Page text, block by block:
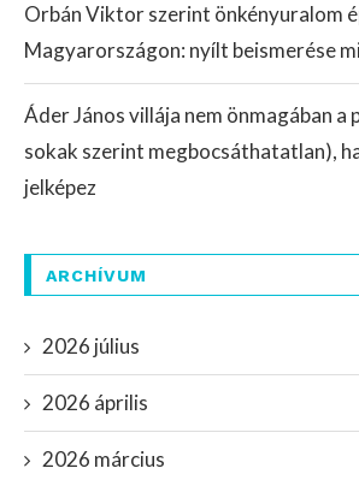
Orbán Viktor szerint önkényuralom
Magyarországon: nyílt beismerése
Áder János villája nem önmagában a
sokak szerint megbocsáthatatlan),
jelképez
ARCHÍVUM
2026 július
2026 április
2026 március